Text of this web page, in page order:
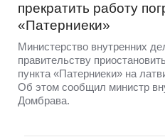
прекратить работу
«Патерниеки»
Министерство внутренних
правительству
пункта «Патерниеки» на
Об этом сообщил министр
Домбрава.